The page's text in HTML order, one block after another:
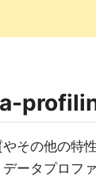
その他の特
ータプロフ